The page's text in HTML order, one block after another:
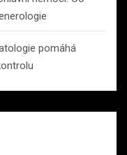
pomáhá